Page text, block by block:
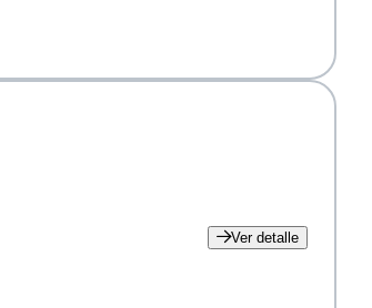
Ver detalle